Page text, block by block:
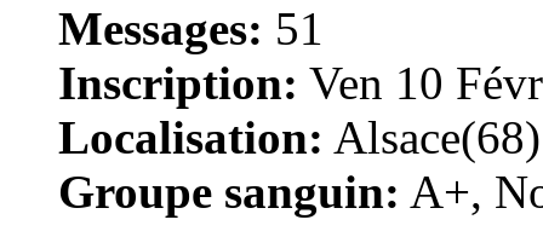
Messages: 51
Inscription: Ven 10
Localisation: Alsace(68)
Groupe sanguin: A+,